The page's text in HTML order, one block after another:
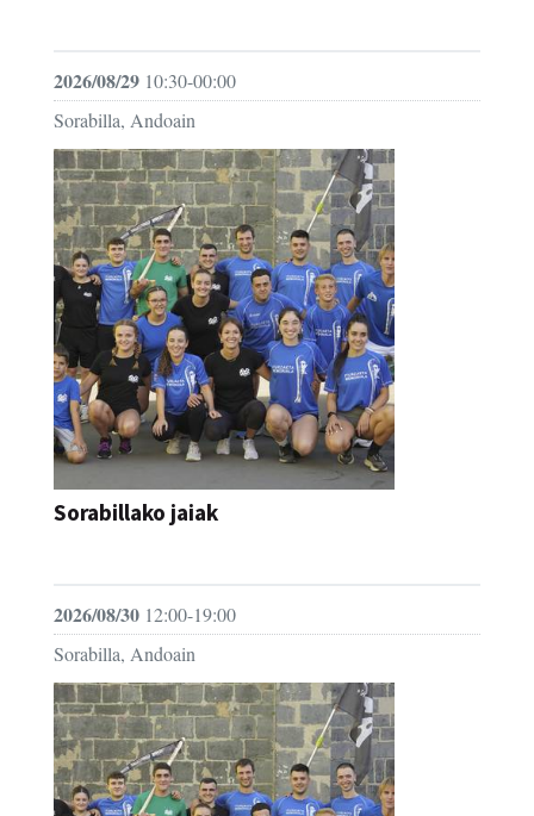
2026/08/29 10:30-00:00
Sorabilla, Andoain
Sorabillako jaiak
2026/08/30 12:00-19:00
Sorabilla, Andoain